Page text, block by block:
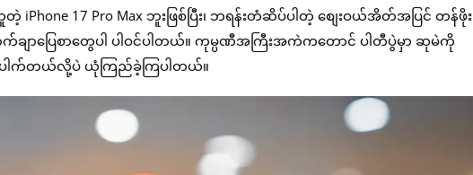
17 Pro Max ဘူးဖြစ်ပြီး၊ ဘရန်းတံဆိပ်ပါတဲ့ စျေးဝယ်အိတ်အပြင် တန်ဖိုး
ချာပြေစာတွေပါ ပါဝင်ပါတယ်။ ကုမ္ပဏီအကြီးအကဲကတောင် ပါတီပွဲမှာ ဆုမဲကို
ါက်တယ်လို့ပဲ ယုံကြည်ခဲ့ကြပါတယ်။